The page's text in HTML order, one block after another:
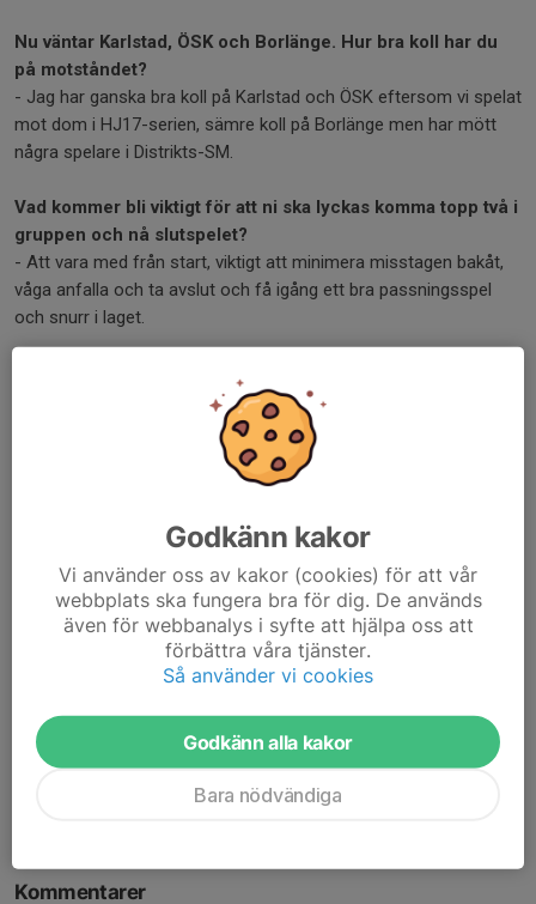
Nu väntar Karlstad, ÖSK och Borlänge. Hur bra koll har du
på motståndet?
- Jag har ganska bra koll på Karlstad och ÖSK eftersom vi spelat
mot dom i HJ17-serien, sämre koll på Borlänge men har mött
några spelare i Distrikts-SM.
Vad kommer bli viktigt för att ni ska lyckas komma topp två i
gruppen och nå slutspelet?
- Att vara med från start, viktigt att minimera misstagen bakåt,
våga anfalla och ta avslut och få igång ett bra passningsspel
och snurr i laget.
- Tycker det är en stor fördel att få spela på hemmaplan där vi
gick vidare från kvalet med bra känsla och hoppas på att
publiken sluter upp så att det blir bra stämning i hallen.
Är det nån spelare i laget som du tycker sett extra het de
senaste veckorna?
- Kan inte peka ut någon speciell spelare utan tycker hela laget
har höjt sig den senaste tiden, så jag ser mycket fram emot
söndagens matcher.
- Tackar!
Kommentarer
Godkänn kakor
Vi använder oss av kakor (cookies) för att vår
webbplats ska fungera bra för dig. De används
även för webbanalys i syfte att hjälpa oss att
förbättra våra tjänster.
Så använder vi cookies
Godkänn alla kakor
Bara nödvändiga